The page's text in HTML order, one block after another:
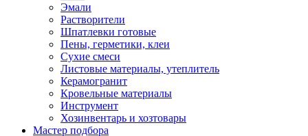
Эмали
Растворители
Шпатлевки готовые
Пены, герметики, клеи
Сухие смеси
Листовые материалы, утеплитель
Керамогранит
Кровельные материалы
Инструмент
Хозинвентарь и хозтовары
Мастер подбора